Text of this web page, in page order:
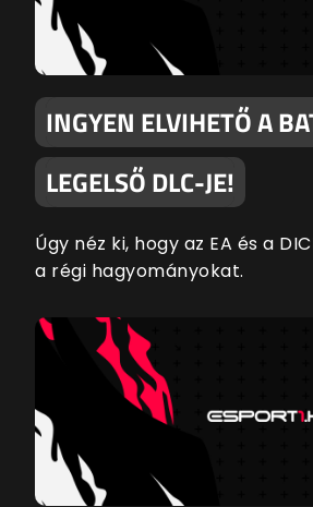
INGYEN ELVIHETŐ A
LEGELSŐ DLC-JE!
Úgy néz ki, hogy az EA és a
a régi hagyományokat.